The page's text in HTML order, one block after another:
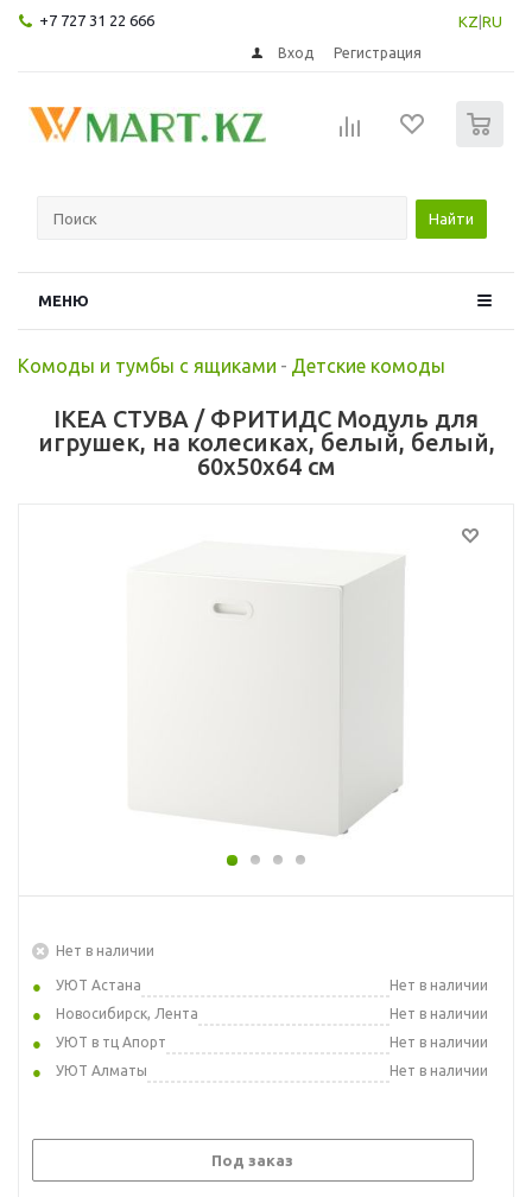
+7 727 31 22 666 KZ RU
Вход Регистрация
Найти
МЕНЮ
Комоды и тумбы с ящиками - Детские комоды
IKEA СТУВА / ФРИТИДС Модуль для
игрушек, на колесиках, белый, белый,
60x50x64 см
Нет в наличии
УЮТ Астана
Нет в наличии
Новосибирск, Лента
Нет в наличии
УЮТ в тц Апорт
Нет в наличии
УЮТ Алматы
Нет в наличии
Под заказ